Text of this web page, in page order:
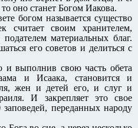
оно станет Богом Иакова.
богом называется существо
считает своим хранителем,
материальных благ.
его советов и делиться с
и выполнив свою часть обета
и Исаака, становится и
жен и детей его, и слуг и
И закрепляет это свое
переданных народу